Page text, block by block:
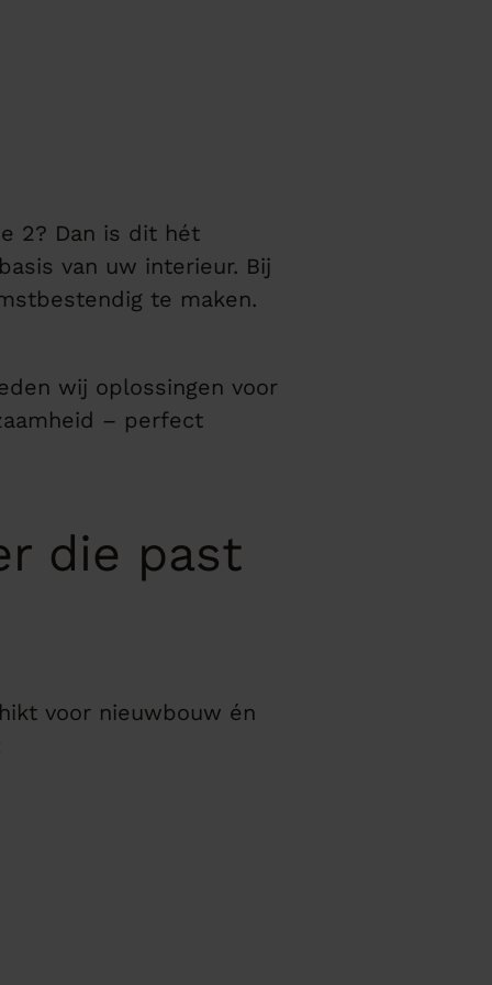
2? Dan is dit hét
van uw interieur. Bij
te maken.
wij oplossingen voor
– perfect
die past
voor nieuwbouw én